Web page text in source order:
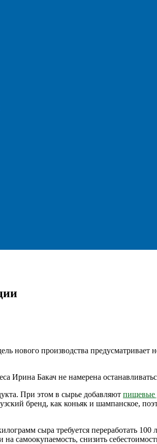
нового производства предусматривает
Ирина Бакач не намерена
При этом в сырье добавляют пищевые
бренд, как коньяк и шампанское,
сыра требуется переработать
самоокупаемость, снизить